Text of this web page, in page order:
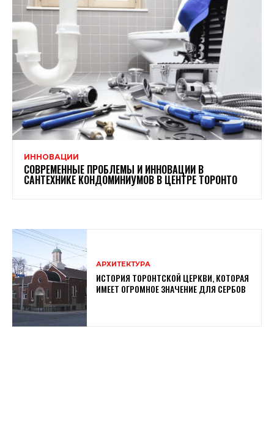
ИННОВАЦИИ
СОВРЕМЕННЫЕ ПРОБЛЕМЫ И ИННОВАЦИИ В
САНТЕХНИКЕ КОНДОМИНИУМОВ В ЦЕНТРЕ ТОРОНТО
АРХИТЕКТУРА
ИСТОРИЯ ТОРОНТСКОЙ ЦЕРКВИ, КОТОРАЯ
ИМЕЕТ ОГРОМНОЕ ЗНАЧЕНИЕ ДЛЯ СЕРБОВ